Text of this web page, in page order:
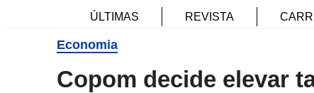
ÚLTIMAS REVISTA
Economia
Copom decide elevar